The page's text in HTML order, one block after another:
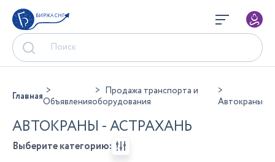
БИРЖА СНГ
ГлавнаяОбъявления
Продажа транспорта и
оборудования
Автокраны
АВТОКРАНЫ - АСТРАХАНЬ
Выберите категорию: